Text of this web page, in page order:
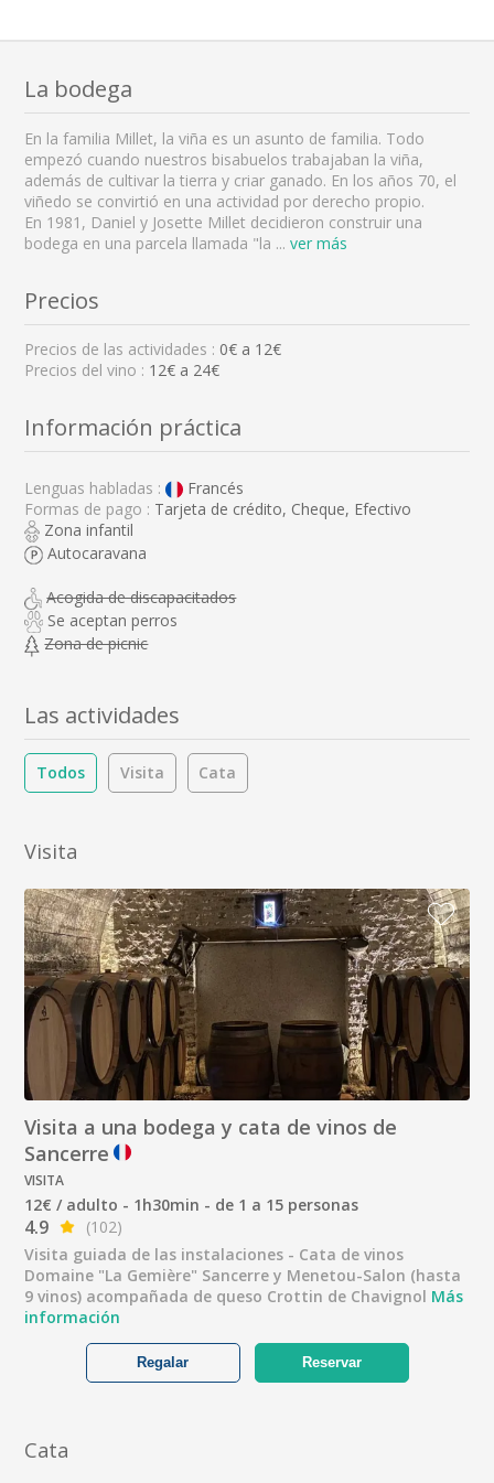
La bodega
En la familia Millet, la viña es un asunto de familia. Todo
empezó cuando nuestros bisabuelos trabajaban la viña,
además de cultivar la tierra y criar ganado. En los años 70, el
viñedo se convirtió en una actividad por derecho propio.
En 1981, Daniel y Josette Millet decidieron construir una
bodega en una parcela llamada "la ... ver más
Precios
Precios de las actividades : 0€ a 12€
Precios del vino : 12€ a 24€
Información práctica
Lenguas habladas :
Francés
Formas de pago : Tarjeta de crédito, Cheque, Efectivo
Zona infantil
Autocaravana
Acogida de discapacitados
Se aceptan perros
Zona de picnic
Las actividades
Todos Visita Cata
Visita
Visita a una bodega y cata de vinos de
Sancerre
VISITA
12€ / adulto - 1h30min - de 1 a 15 personas
4.9
(102)
Visita guiada de las instalaciones - Cata de vinos
Domaine "La Gemière" Sancerre y Menetou-Salon (hasta
9 vinos) acompañada de queso Crottin de Chavignol Más
información
Reservar
Regalar
Cata